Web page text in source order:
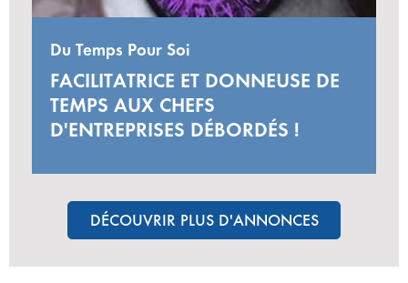
Du Temps Pour Soi
FACILITATRICE ET DONNEUSE DE
TEMPS AUX CHEFS
D'ENTREPRISES DÉBORDÉS !
DÉCOUVRIR PLUS D'ANNONCES